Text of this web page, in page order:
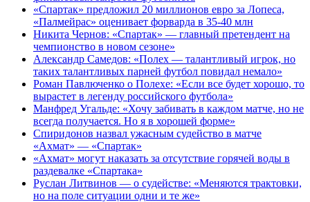
«Спартак» предложил 20 миллионов евро за Лопеса,
«Палмейрас» оценивает форварда в 35-40 млн
Никита Чернов: «Спартак» — главный претендент на
чемпионство в новом сезоне»
Александр Самедов: «Полех — талантливый игрок, но
таких талантливых парней футбол повидал немало»
Роман Павлюченко о Полехе: «Если все будет хорошо, то
вырастет в легенду российского футбола»
Манфред Угальде: «Хочу забивать в каждом матче, но не
всегда получается. Но я в хорошей форме»
Спиридонов назвал ужасным судейство в матче
«Ахмат» — «Спартак»
«Ахмат» могут наказать за отсутствие горячей воды в
раздевалке «Спартака»
Руслан Литвинов — о судействе: «Меняются трактовки,
но на поле ситуации одни и те же»